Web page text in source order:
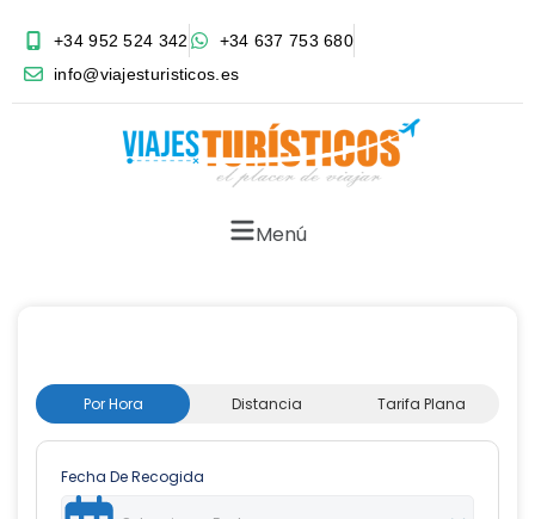
+34 952 524 342
+34 637 753 680
info@viajesturisticos.es
Menú
Por Hora Distancia Tarifa Plana
Fecha De Recogida